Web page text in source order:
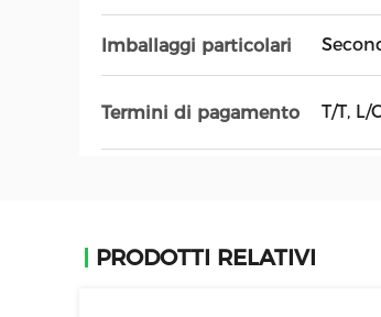
Imballaggi particolari
Termini di pagamento T/T, L/
PRODOTTI RELATIVI